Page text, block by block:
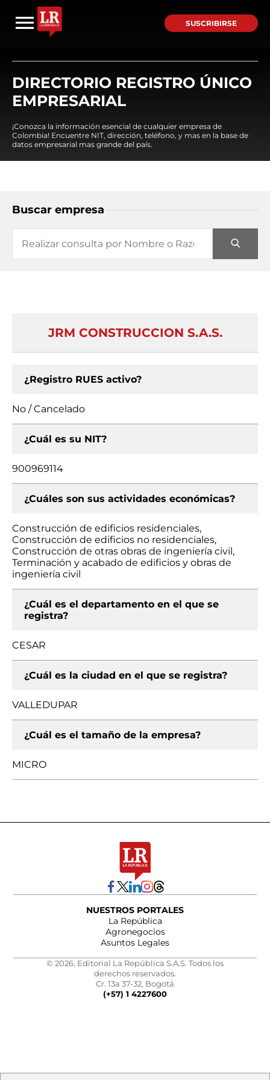
SUSCRIBIRSE
DIRECTORIO REGISTRO ÚNICO
EMPRESARIAL
¡Conozca la información esencial de cualquier empresa de
Colombia! Encuentre NIT, dirección, teléfono, y mas en la base de
datos empresarial mas grande del país.
Buscar empresa
JRM CONSTRUCCION S.A.S.
¿Registro RUES activo?
No / Cancelado
¿Cuál es su NIT?
900969114
¿Cuáles son sus actividades económicas?
Construcción de edificios residenciales,
Construcción de edificios no residenciales,
Construcción de otras obras de ingeniería civil,
Terminación y acabado de edificios y obras de
ingeniería civil
¿Cuál es el departamento en el que se
registra?
CESAR
¿Cuál es la ciudad en el que se registra?
VALLEDUPAR
¿Cuál es el tamaño de la empresa?
MICRO
NUESTROS PORTALES
La República
Agronegocios
Asuntos Legales
© 2026, Editorial La República S.A.S. Todos los
derechos reservados.
Cr. 13a 37-32, Bogotá
(+57) 1 4227600